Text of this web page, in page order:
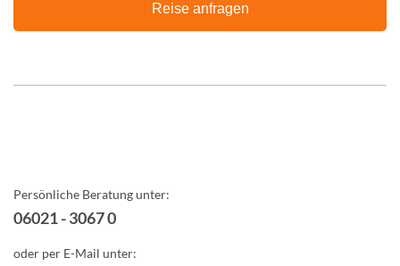
Reise anfragen
Persönliche Beratung unter:
06021 - 3067 0
oder per E-Mail unter: